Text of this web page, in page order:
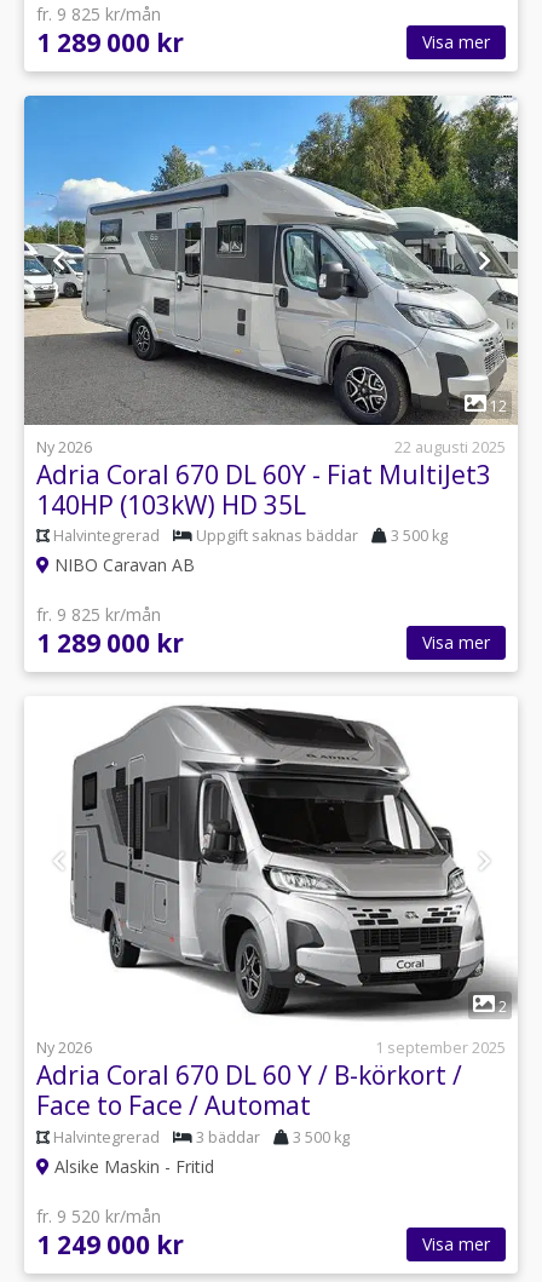
fr. 9 825 kr/mån
1 289 000 kr Visa mer
1
12
Ny 2026
22 augusti 2025
Adria Coral 670 DL 60Y - Fiat MultiJet3
140HP (103kW) HD 35L
Halvintegrerad Uppgift saknas bäddar 3 500 kg
NIBO Caravan AB
fr. 9 825 kr/mån
1 289 000 kr Visa mer
1
2
Ny 2026
1 september 2025
Adria Coral 670 DL 60 Y / B-körkort /
Face to Face / Automat
Halvintegrerad 3 bäddar 3 500 kg
Alsike Maskin - Fritid
fr. 9 520 kr/mån
1 249 000 kr Visa mer